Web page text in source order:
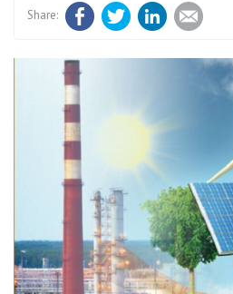
FacebookTwitter LinkedIn